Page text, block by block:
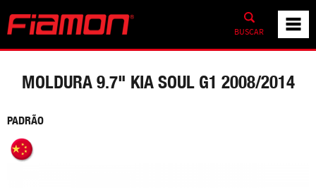
BUSCAR
MOLDURA 9.7" KIA SOUL G1 2008/2014
PADRÃO